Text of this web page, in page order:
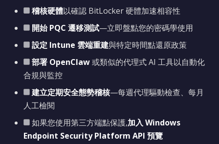
稽核硬體以確認 BitLocker 硬體加速相容性
開始 PQC 遷移測試—立即盤點您的密碼學使用
設定 Intune 雲端重建與特定時間點還原政策
部署 OpenClaw或類似的代理式 AI 工具以自動化
合規與監控
建立定期安全態勢稽核—每週代理驅動檢查、每月
人工檢閱
如果您使用第三方端點保護,加入 Windows
Endpoint Security Platform API 預覽